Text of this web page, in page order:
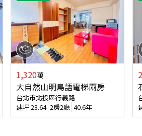
1,320萬
大自然山明鳥語電梯兩房
台北市北投區行義路
建坪23.64 2房2廳 40.6年